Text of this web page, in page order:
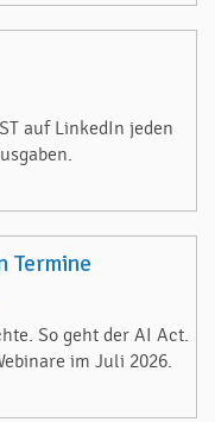
auf LinkedIn jeden
Termine
So geht der AI Act.
im Juli 2026.